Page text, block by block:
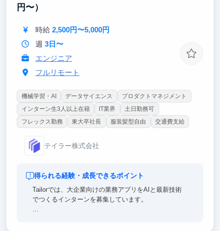
円〜）
時給 2,500円〜5,000円
週 3日〜
エンジニア
フルリモート
機械学習・AI データサイエンス
プロダクトマネジメント
インターン生3人以上在籍
IT業界
土日勤務可
フレックス勤務
東大卒社長 服装髪型自由 交通費支給
テイラー株式会社
得られる経験・成長できるポイント
Tailorでは、大企業向けの業務アプリをAIと最新技術
でつくるインターンを募集しています。